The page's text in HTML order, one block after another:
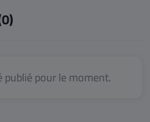
publié pour le moment.